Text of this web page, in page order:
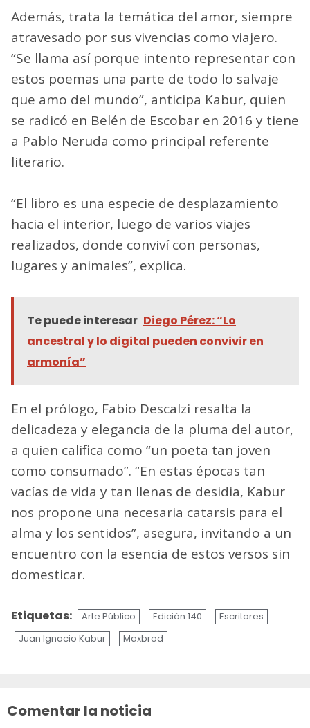
Además, trata la temática del amor, siempre
atravesado por sus vivencias como viajero.
“Se llama así porque intento representar con
estos poemas una parte de todo lo salvaje
que amo del mundo”, anticipa Kabur, quien
se radicó en Belén de Escobar en 2016 y tiene
a Pablo Neruda como principal referente
literario.
“El libro es una especie de desplazamiento
hacia el interior, luego de varios viajes
realizados, donde conviví con personas,
lugares y animales”, explica.
Te puede interesar Diego Pérez: “Lo
ancestral y lo digital pueden convivir en
armonía”
En el prólogo, Fabio Descalzi resalta la
delicadeza y elegancia de la pluma del autor,
a quien califica como “un poeta tan joven
como consumado”. “En estas épocas tan
vacías de vida y tan llenas de desidia, Kabur
nos propone una necesaria catarsis para el
alma y los sentidos”, asegura, invitando a un
encuentro con la esencia de estos versos sin
domesticar.
Etiquetas: Arte Público Edición 140
Escritores
Juan Ignacio Kabur
Maxbrod
Comentar la noticia